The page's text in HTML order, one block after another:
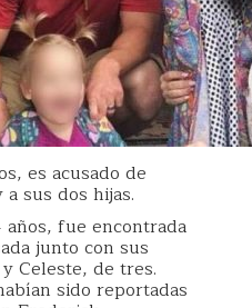
es acusado de
sus dos hijas.
fue encontrada
junto con sus
Celeste, de tres.
sido reportadas